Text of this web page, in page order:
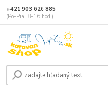
+421 903 626 885
(Po-Pia, 8-16 hod.)